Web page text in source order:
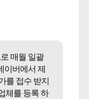
매월 일괄
이버에서 제
를 접수 받지
체를 등록 하